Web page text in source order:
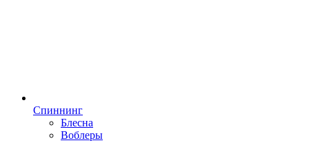
Спиннинг
Блесна
Воблеры